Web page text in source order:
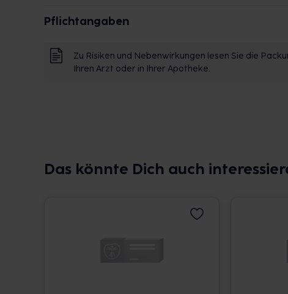
Pflichtangaben
Zu Risiken und Nebenwirkungen lesen Sie die
Ihren Arzt oder in Ihrer Apotheke.
Das könnte Dich auch